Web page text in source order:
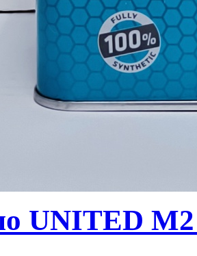
UNITED